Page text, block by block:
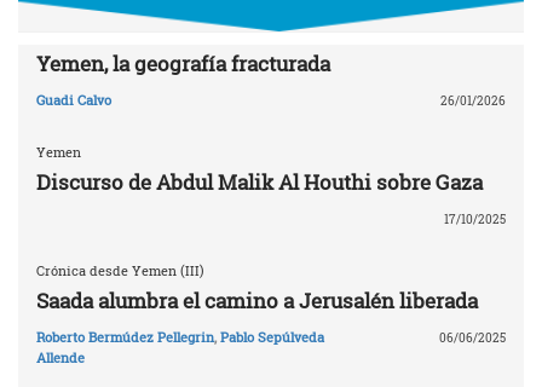
Yemen, la geografía fracturada
Guadi Calvo 26/01/2026
Yemen
Discurso de Abdul Malik Al Houthi sobre Gaza
17/10/2025
Crónica desde Yemen (III)
Saada alumbra el camino a Jerusalén liberada
Roberto Bermúdez Pellegrin, Pablo Sepúlveda
Allende
06/06/2025